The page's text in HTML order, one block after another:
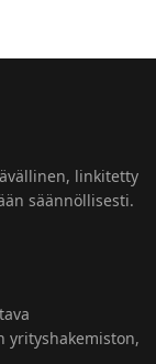
linkitetty
säännöllisesti.
yrityshakemiston,